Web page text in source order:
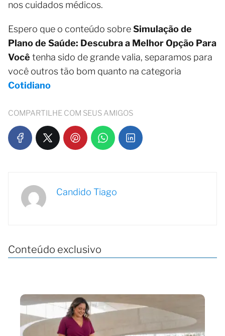
nos cuidados médicos.
Espero que o conteúdo sobreSimulação de
Plano de Saúde: Descubra a Melhor Opção Para
Você tenha sido de grande valia, separamos para
você outros tão bom quanto na categoria
Cotidiano
COMPARTILHE COM SEUS AMIGOS
Candido Tiago
Conteúdo exclusivo